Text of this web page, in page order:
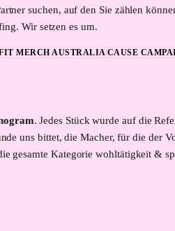
suchen, auf den Sie zählen
Wir setzen es um.
MERCH AUSTRALIA CAUSE
. Jedes Stück wurde auf die
uns bittet, die Macher, für die der
gesamte Kategoriewohltätigkeit &